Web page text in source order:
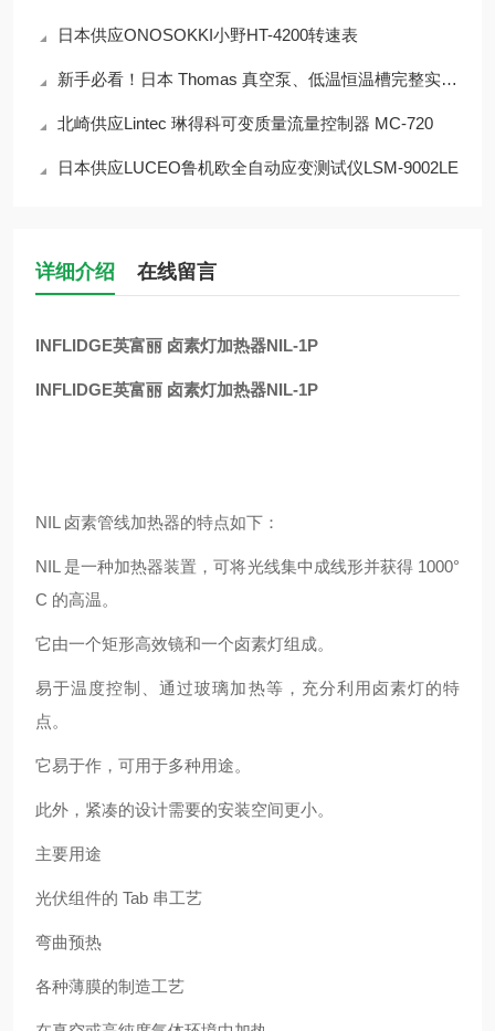
日本供应ONOSOKKI小野HT-4200转速表
新手必看！日本 Thomas 真空泵、低温恒温槽完整实操教程
北崎供应Lintec 琳得科可变质量流量控制器 MC-720
日本供应LUCEO鲁机欧全自动应变测试仪LSM-9002LE
详细介绍 在线留言
INFLIDGE英富丽 卤素灯加热器NIL-1P
INFLIDGE英富丽 卤素灯加热器NIL-1P
NIL 卤素管线加热器的特点如下：
NIL 是一种加热器装置，可将光线集中成线形并获得 1000°
C 的高温。
它由一个矩形高效镜和一个卤素灯组成。
易于温度控制、通过玻璃加热等，充分利用卤素灯的特
点。
它易于作，可用于多种用途。
此外，紧凑的设计需要的安装空间更小。
主要用途
光伏组件的 Tab 串工艺
弯曲预热
各种薄膜的制造工艺